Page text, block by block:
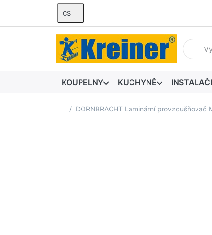
CS
Zadejte
KOUPELNY KUCHYNĚ
Domovská stránka
DORNBRACHT Laminární